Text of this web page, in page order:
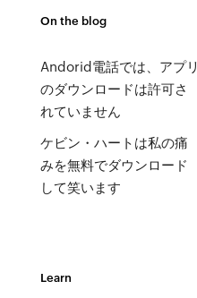
On the blog
Andorid電話では、アプリ
のダウンロードは許可さ
れていません
ケビン・ハートは私の痛
みを無料でダウンロード
して笑います
Learn